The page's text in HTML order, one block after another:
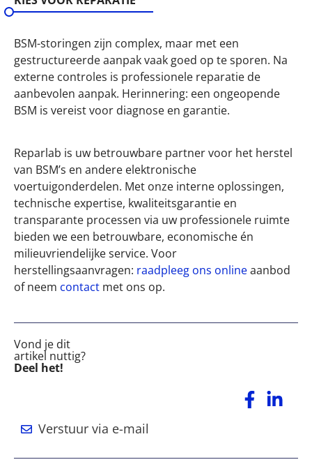
BSM-storingen zijn complex, maar met een
gestructureerde aanpak vaak goed op te sporen. Na
externe controles is professionele reparatie de
aanbevolen aanpak. Herinnering: een ongeopende
BSM is vereist voor diagnose en garantie.
Reparlab is uw betrouwbare partner voor het herstel
van BSM’s en andere elektronische
voertuigonderdelen. Met onze interne oplossingen,
technische expertise, kwaliteitsgarantie en
transparante processen via uw professionele ruimte
bieden we een betrouwbare, economische én
milieuvriendelijke service. Voor
herstellingsaanvragen: raadpleeg ons onlineaanbod
of neem contact met ons op.
Vond je dit
artikel nuttig?
Deel het!
Verstuur via e-mail